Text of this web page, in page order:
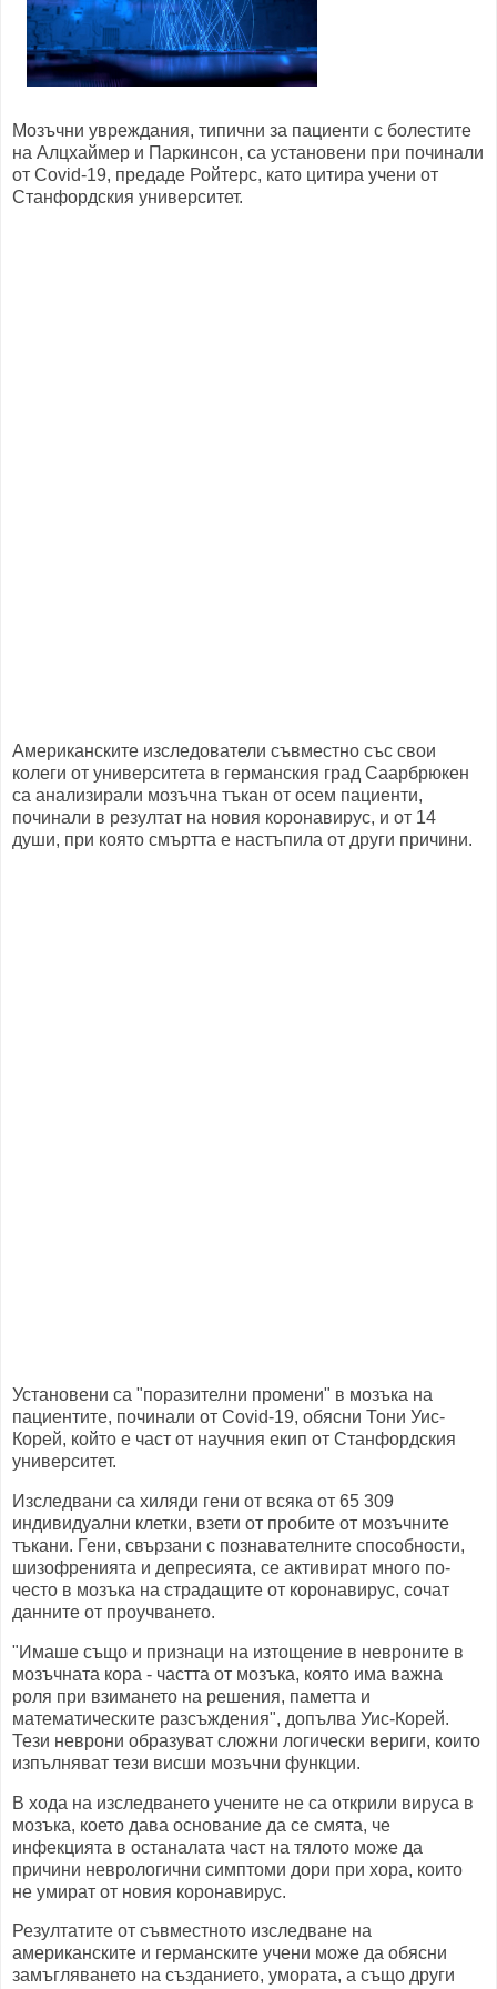
Мозъчни увреждания, типични за пациенти с болестите
на Алцхаймер и Паркинсон, са установени при починали
от Covid-19, предаде Ройтерс, като цитира учени от
Станфордския университет.
Американските изследователи съвместно със свои
колеги от университета в германския град Саарбрюкен
са анализирали мозъчна тъкан от осем пациенти,
починали в резултат на новия коронавирус, и от 14
души, при която смъртта е настъпила от други причини.
Установени са "поразителни промени" в мозъка на
пациентите, починали от Covid-19, обясни Тони Уис-
Корей, който е част от научния екип от Станфордския
университет.
Изследвани са хиляди гени от всяка от 65 309
индивидуални клетки, взети от пробите от мозъчните
тъкани. Гени, свързани с познавателните способности,
шизофренията и депресията, се активират много по-
често в мозъка на страдащите от коронавирус, сочат
данните от проучването.
"Имаше също и признаци на изтощение в невроните в
мозъчната кора - частта от мозъка, която има важна
роля при взимането на решения, паметта и
математическите разсъждения", допълва Уис-Корей.
Тези неврони образуват сложни логически вериги, които
изпълняват тези висши мозъчни функции.
В хода на изследването учените не са открили вируса в
мозъка, което дава основание да се смята, че
инфекцията в останалата част на тялото може да
причини неврологични симптоми дори при хора, които
не умират от новия коронавирус.
Резултатите от съвместното изследване на
американските и германските учени може да обясни
замъгляването на създанието, умората, а също други